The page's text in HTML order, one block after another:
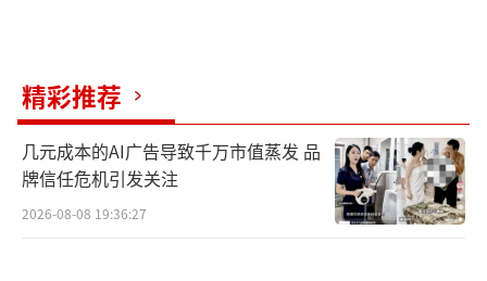
精彩推荐
几元成本的AI广告导致千万市值蒸发 品
牌信任危机引发关注
2026-08-08 19:36:27